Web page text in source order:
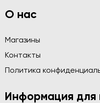
О нас
Магазины
Контакты
Политика
Информация для